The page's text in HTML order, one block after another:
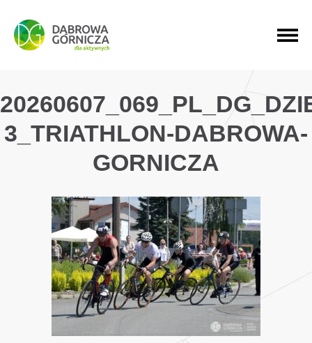
PRZEJDŹ DO MENU GŁÓWNEGO
PRZEJDŹ DO WYSZUKIWARKI
PRZEJDŹ DO TREŚCI
3_TRIATHLON-DABROWA-
GORNICZA